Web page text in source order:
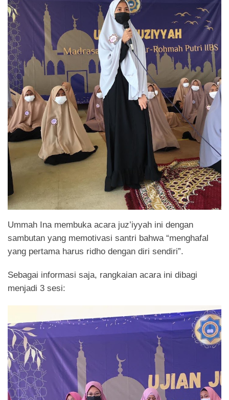
Ummah Ina membuka acara juz’iyyah ini dengan
sambutan yang memotivasi santri bahwa “menghafal
yang pertama harus ridho dengan diri sendiri”.
Sebagai informasi saja, rangkaian acara ini dibagi
menjadi 3 sesi: